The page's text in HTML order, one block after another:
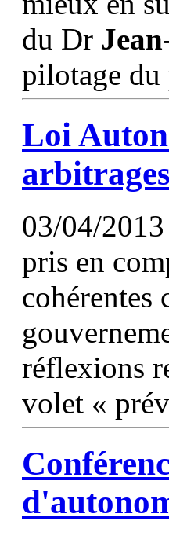
du Dr Jean
pilotage
Loi
arbitrages
03/04/
pris en
cohérentes
réflexions
volet «